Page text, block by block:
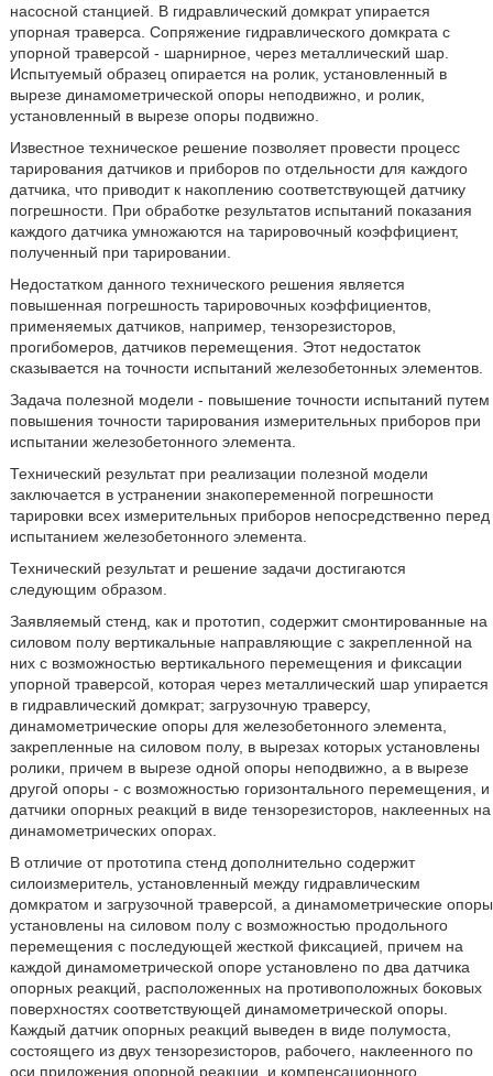
насосной станцией. В гидравлический домкрат упирается
упорная траверса. Сопряжение гидравлического домкрата с
упорной траверсой - шарнирное, через металлический шар.
Испытуемый образец опирается на ролик, установленный в
вырезе динамометрической опоры неподвижно, и ролик,
установленный в вырезе опоры подвижно.
Известное техническое решение позволяет провести процесс
тарирования датчиков и приборов по отдельности для каждого
датчика, что приводит к накоплению соответствующей датчику
погрешности. При обработке результатов испытаний показания
каждого датчика умножаются на тарировочный коэффициент,
полученный при тарировании.
Недостатком данного технического решения является
повышенная погрешность тарировочных коэффициентов,
применяемых датчиков, например, тензорезисторов,
прогибомеров, датчиков перемещения. Этот недостаток
сказывается на точности испытаний железобетонных элементов.
Задача полезной модели - повышение точности испытаний путем
повышения точности тарирования измерительных приборов при
испытании железобетонного элемента.
Технический результат при реализации полезной модели
заключается в устранении знакопеременной погрешности
тарировки всех измерительных приборов непосредственно перед
испытанием железобетонного элемента.
Технический результат и решение задачи достигаются
следующим образом.
Заявляемый стенд, как и прототип, содержит смонтированные на
силовом полу вертикальные направляющие с закрепленной на
них с возможностью вертикального перемещения и фиксации
упорной траверсой, которая через металлический шар упирается
в гидравлический домкрат; загрузочную траверсу,
динамометрические опоры для железобетонного элемента,
закрепленные на силовом полу, в вырезах которых установлены
ролики, причем в вырезе одной опоры неподвижно, а в вырезе
другой опоры - с возможностью горизонтального перемещения, и
датчики опорных реакций в виде тензорезисторов, наклеенных на
динамометрических опорах.
В отличие от прототипа стенд дополнительно содержит
силоизмеритель, установленный между гидравлическим
домкратом и загрузочной траверсой, а динамометрические опоры
установлены на силовом полу с возможностью продольного
перемещения с последующей жесткой фиксацией, причем на
каждой динамометрической опоре установлено по два датчика
опорных реакций, расположенных на противоположных боковых
поверхностях соответствующей динамометрической опоры.
Каждый датчик опорных реакций выведен в виде полумоста,
состоящего из двух тензорезисторов, рабочего, наклеенного по
оси приложения опорной реакции, и компенсационного,